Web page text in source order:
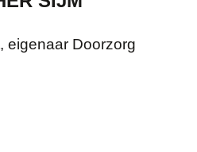
eigenaar Doorzorg